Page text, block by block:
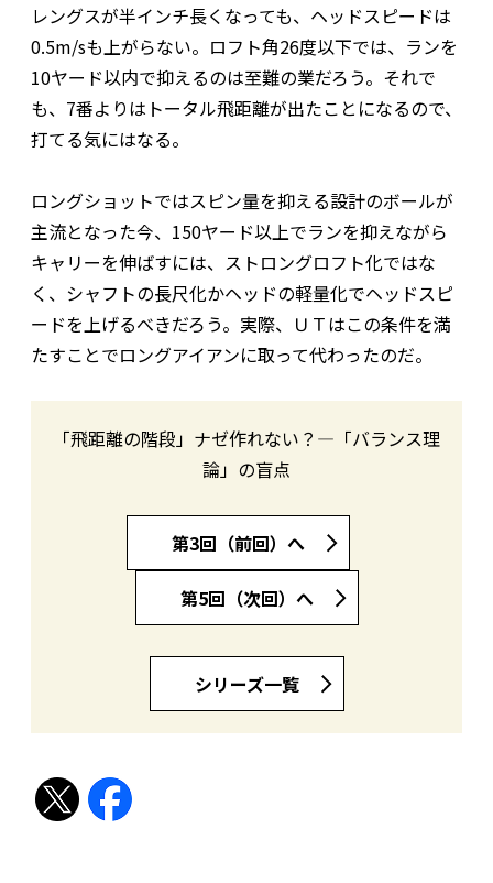
レングスが半インチ長くなっても、ヘッドスピードは
0.5m/sも上がらない。ロフト角26度以下では、ランを
10ヤード以内で抑えるのは至難の業だろう。それで
も、7番よりはトータル飛距離が出たことになるので、
打てる気にはなる。
ロングショットではスピン量を抑える設計のボールが
主流となった今、150ヤード以上でランを抑えながら
キャリーを伸ばすには、ストロングロフト化ではな
く、シャフトの長尺化かヘッドの軽量化でヘッドスピ
ードを上げるべきだろう。実際、ＵＴはこの条件を満
たすことでロングアイアンに取って代わったのだ。
「飛距離の階段」ナゼ作れない？―「バランス理
論」の盲点
第3回（前回）へ
第5回（次回）へ
シリーズ一覧